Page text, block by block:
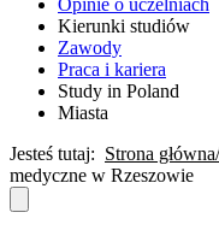
Opinie o uczelniach
Kierunki studiów
Zawody
Praca i kariera
Study in Poland
Miasta
Jesteś tutaj: Strona główna
medyczne w Rzeszowie